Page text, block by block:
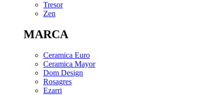
Tresor
Zen
MARCA
Ceramica Euro
Ceramica Mayor
Dom Design
Rosagres
Ezarri